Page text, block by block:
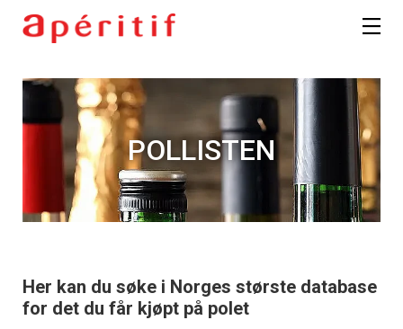
POLLISTEN
Her kan du søke i Norges største database
for det du får kjøpt på polet